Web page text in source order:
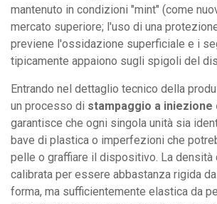
mantenuto in condizioni "mint" (come
mercato superiore; l'uso di una
previene l'ossidazione superficiale e i
tipicamente appaiono sugli spigoli del
Entrando nel dettaglio tecnico della
un processo di stampaggio a iniezione
garantisce che ogni singola unità sia
bave di plastica o imperfezioni che
pelle o graffiare il dispositivo. La densità
calibrata per essere abbastanza rigida
forma, ma sufficientemente elastica da